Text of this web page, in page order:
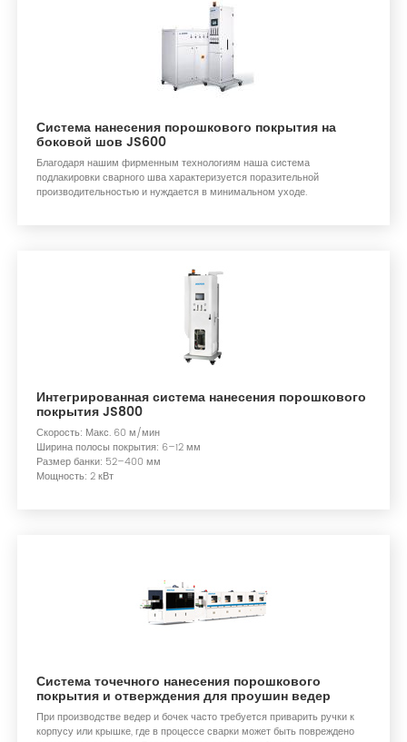
Система нанесения порошкового покрытия на
боковой шов JS600
Благодаря нашим фирменным технологиям наша система
подлакировки сварного шва характеризуется поразительной
производительностью и нуждается в минимальном уходе.
Интегрированная система нанесения порошкового
покрытия JS800
Скорость: Макс. 60 м/мин
Ширина полосы покрытия: 6–12 мм
Размер банки: 52–400 мм
Мощность: 2 кВт
Система точечного нанесения порошкового
покрытия и отверждения для проушин ведер
При производстве ведер и бочек часто требуется приварить ручки к
корпусу или крышке, где в процессе сварки может быть повреждено